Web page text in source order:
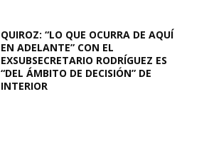
QUIROZ: “LO QUE OCURRA DE AQUÍ
EN ADELANTE” CON EL
EXSUBSECRETARIO RODRÍGUEZ ES
“DEL ÁMBITO DE DECISIÓN” DE
INTERIOR